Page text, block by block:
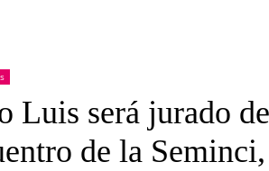
Luis será jurado
de la